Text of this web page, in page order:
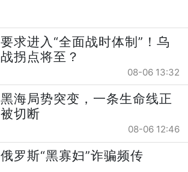
要求进入“全面战时体制”！乌
战拐点将至？
08-06 13:32
黑海局势突变，一条生命线正
被切断
08-06 12:46
俄罗斯“黑寡妇”诈骗频传